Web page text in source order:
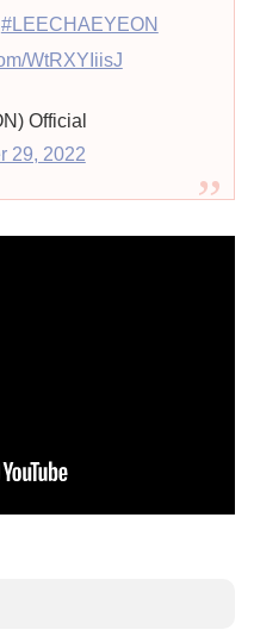
#LEECHAEYEON
WtRXYIiisJ
Official
29, 2022